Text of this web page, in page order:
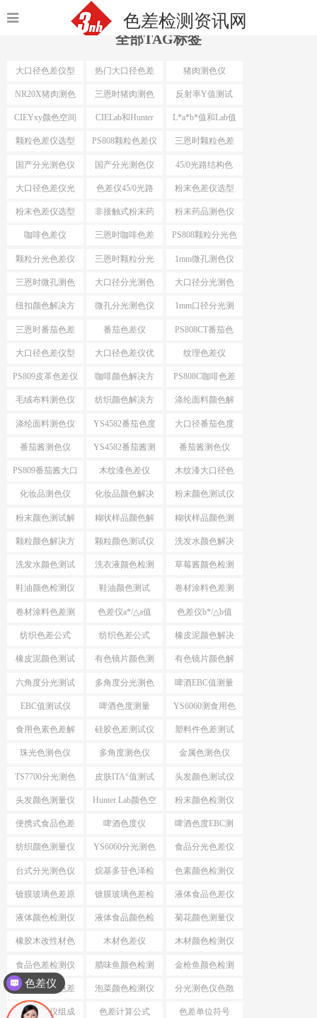
色差检测资讯网
全部TAG标签
大口径色差仪型
号
热门大口径色差
仪选型
猪肉测色仪
NR20X猪肉测色
仪
三恩时猪肉测色
仪
反射率Y值测试
CIEYxy颜色空间 CIELab和Hunter
Lab
L*a*b*值和Lab值
颗粒色差仪选型 PS808颗粒色差仪 三恩时颗粒色差
仪
国产分光测色仪 国产分光测色仪
最小口径
45/0光路结构色
差仪
大口径色差仪光
路结构
色差仪45/0光路
结构
粉末色差仪选型
粉末色差仪选型
依据
非接触式粉末药
品测色仪
粉末药品测色仪
咖啡色差仪 三恩时咖啡色差
仪
PS808颗粒分光色
差仪
颗粒分光色差仪 三恩时颗粒分光
色差仪
1mm微孔测色仪
三恩时微孔测色
仪
大口径分光测色
仪选型推荐
大口径分光测色
仪选型
纽扣颜色解决方
案
微孔分光测色仪 1mm口径分光测
色仪
三恩时番茄色差
仪
番茄色差仪 PS808CT番茄色
差仪
大口径色差仪型
号推荐
大口径色差仪优
势
纹理色差仪
PS809皮革色差仪 咖啡颜色解决方
案
PS808C咖啡色差
仪
毛绒布料测色仪 纺织颜色解决方
案
涤纶面料颜色解
决方案
涤纶面料测色仪 YS4582番茄色度
仪
大口径番茄色度
仪YS4582
番茄酱测色仪 YS4582番茄酱测
色仪
番茄酱测色仪
PS809
PS809番茄酱大口
径测色仪
木纹漆色差仪 木纹漆大口径色
差仪
化妆品测色仪 化妆品颜色解决
方案
粉末颜色测试仪
选择
粉末颜色测试解
决方案
糊状样品颜色解
决方案
糊状样品颜色测
量
颗粒颜色解决方
案
颗粒颜色测试仪 洗发水颜色解决
方案
洗发水颜色测试
仪
洗衣液颜色检测
仪
草莓酱颜色检测
仪
鞋油颜色检测仪 鞋油颜色测试 卷材涂料色差测
试
卷材涂料色差测
试仪
色差仪a*/△a值 色差仪b*/△b值
纺织色差公式
ΔE*CMC
纺织色差公式
△E*94
橡皮泥颜色解决
方案
橡皮泥颜色测试
仪
有色镜片颜色测
量
有色镜片颜色解
决方案
六角度分光测试 多角度分光测色
仪
啤酒EBC值测量
EBC值测试仪 啤酒色度测量 YS6060测食用色
素颜色
食用色素色差解
决方案
硅胶色差测试仪 塑料件色差测试
仪
珠光色测色仪 多角度测色仪 金属色测色仪
TS7700分光测色
测ITA°值
皮肤ITA°值测试
仪
头发颜色测试仪
头发颜色测量仪 Hunter Lab颜色空
间
粉末颜色检测仪
便携式食品色差
仪
啤酒色度仪 啤酒色度EBC测
量仪
纺织颜色测量仪 YS6060分光测色
仪
食品分光色差仪
台式分光测色仪
应用
烷基多苷色泽检
测仪
色素颜色检测仪
镀膜玻璃色差原
因分析
镀膜玻璃色差检
测设备
液体食品色差仪
液体颜色检测仪 液体食品颜色检
测仪
菊花颜色测量仪
橡胶木改性材色
差
木材色差仪 木材颜色检测仪
食品色差检测仪 腊味鱼颜色检测
仪
金枪鱼颜色检测
仪
小口径分光色差
仪
泡菜颜色检测仪 分光测色仪色散
系统
分光测色仪组成 色差计算公式 色差单位符号
色差仪